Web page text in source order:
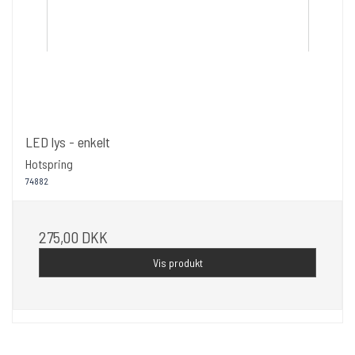
LED lys - enkelt
Hotspring
74882
275,00 DKK
Vis produkt